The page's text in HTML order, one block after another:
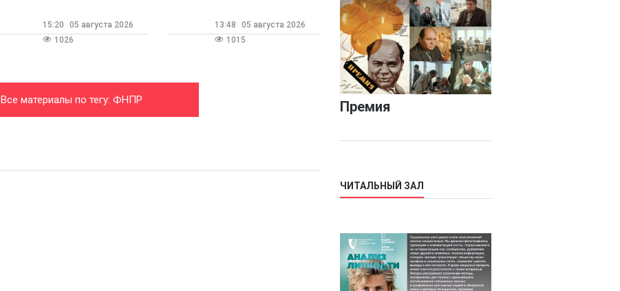
15:20
05 августа 2026
1026
13:48
05 августа 2026
1015
Все материалы по тегу: ФНПР Премия
ЧИТАЛЬНЫЙ ЗАЛ